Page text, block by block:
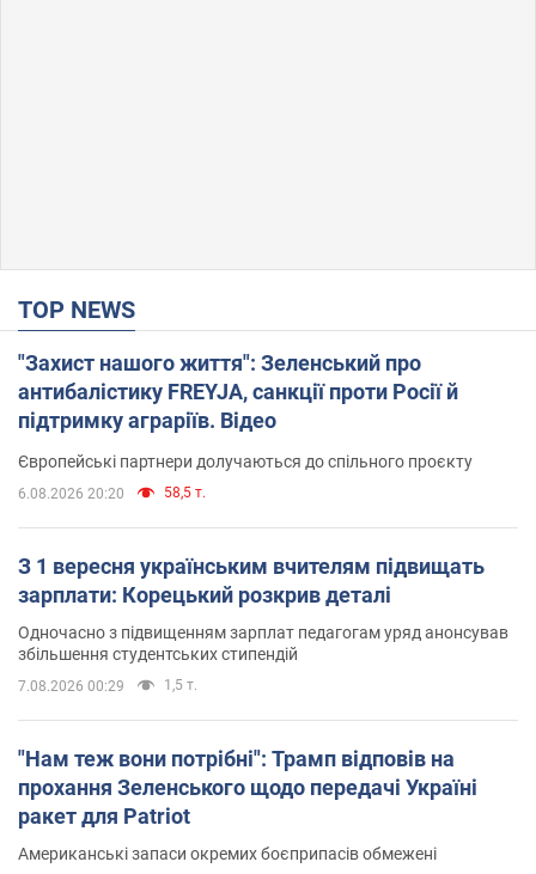
TOP NEWS
"Захист нашого життя": Зеленський про
антибалістику FREYJA, санкції проти Росії й
підтримку аграріїв. Відео
Європейські партнери долучаються до спільного проєкту
6.08.2026 20:20 58,5 т.
З 1 вересня українським вчителям підвищать
зарплати: Корецький розкрив деталі
Одночасно з підвищенням зарплат педагогам уряд анонсував
збільшення студентських стипендій
7.08.2026 00:29 1,5 т.
"Нам теж вони потрібні": Трамп відповів на
прохання Зеленського щодо передачі Україні
ракет для Patriot
Американські запаси окремих боєприпасів обмежені